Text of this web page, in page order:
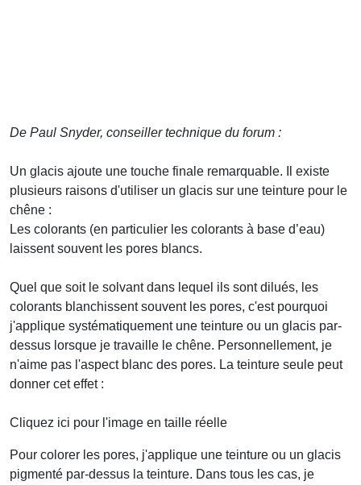
De Paul Snyder, conseiller technique du forum :
Un glacis ajoute une touche finale remarquable. Il existe
plusieurs raisons d'utiliser un glacis sur une teinture pour le
chêne :
Les colorants (en particulier les colorants à base d’eau)
laissent souvent les pores blancs.
Quel que soit le solvant dans lequel ils sont dilués, les
colorants blanchissent souvent les pores, c'est pourquoi
j'applique systématiquement une teinture ou un glacis par-
dessus lorsque je travaille le chêne. Personnellement, je
n'aime pas l'aspect blanc des pores. La teinture seule peut
donner cet effet :
Cliquez ici pour l'image en taille réelle
Pour colorer les pores, j'applique une teinture ou un glacis
pigmenté par-dessus la teinture. Dans tous les cas, je